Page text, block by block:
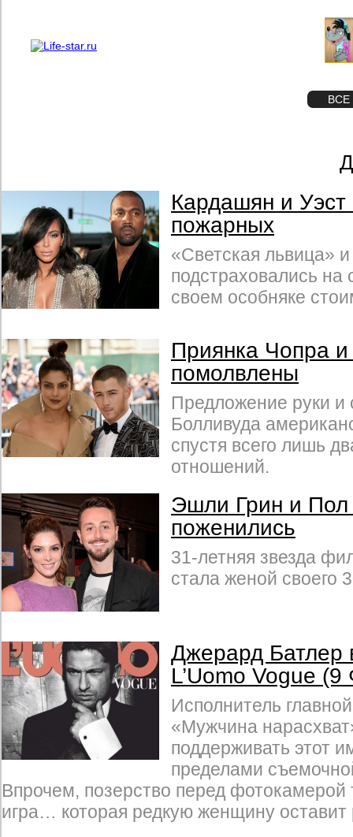
ВСЕ
Кардашян и
пожарных
«Светская львица»
подстраховались на
своем особняке
Приянка Чопра
помолвлены
Предложение руки и
Болливуда
спустя всего лишь
отношений.
Эшли Грин и Пол
поженились
31-летняя звезда
стала женой своего
Джерард Батлер
L’Uomo Vogue
Исполнитель
«Мужчина
поддерживать этот
пределами
Впрочем, позерство перед фотокамерой
игра… которая редкую женщину